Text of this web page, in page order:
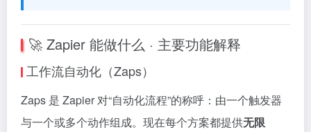
🚀 Zapier 能做什么 · 主要功能解释
工作流自动化（Zaps）
Zaps 是 Zapier 对“自动化流程”的称呼：由一个触发器
与一个或多个动作组成。现在每个方案都提供无限